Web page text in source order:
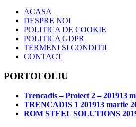
ACASA
DESPRE NOI
POLITICA DE COOKIE
POLITICA GDPR
TERMENI SI CONDITII
CONTACT
PORTOFOLIU
Trencadis – Proiect 2 – 201913
TRENCADIS 1 201913 martie
ROM STEEL SOLUTIONS